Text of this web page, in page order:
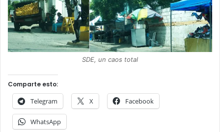
SDE, un caos total
Comparte esto:
Telegram X Facebook
WhatsApp